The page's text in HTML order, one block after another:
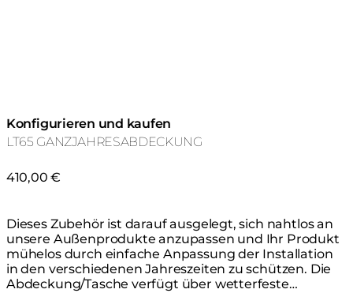
Konfigurieren und kaufen
LT65 GANZJAHRESABDECKUNG
410,00 €
Dieses Zubehör ist darauf ausgelegt, sich nahtlos an
unsere Außenprodukte anzupassen und Ihr Produkt
mühelos durch einfache Anpassung der Installation
in den verschiedenen Jahreszeiten zu schützen. Die
Abdeckung/Tasche verfügt über wetterfeste